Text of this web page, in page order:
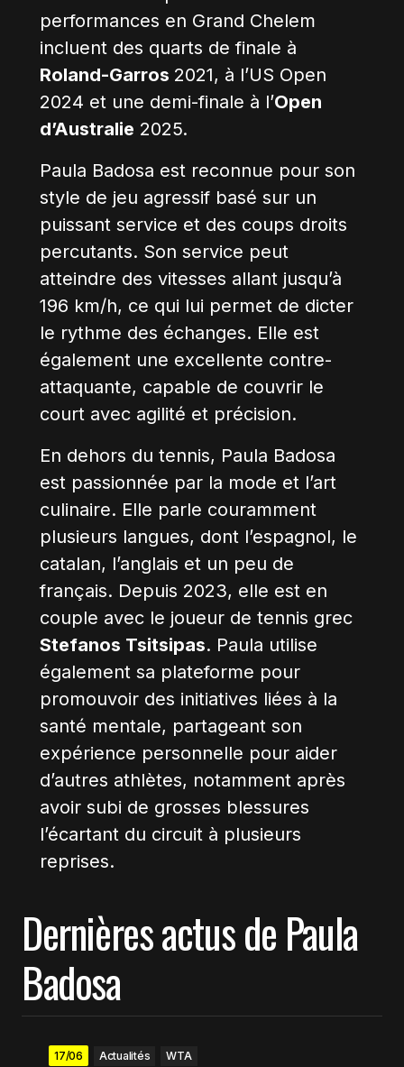
performances en Grand Chelem
incluent des quarts de finale à
Roland-Garros 2021, à l’US Open
2024 et une demi-finale à l’Open
d’Australie 2025.
Paula Badosa est reconnue pour son
style de jeu agressif basé sur un
puissant service et des coups droits
percutants. Son service peut
atteindre des vitesses allant jusqu’à
196 km/h, ce qui lui permet de dicter
le rythme des échanges. Elle est
également une excellente contre-
attaquante, capable de couvrir le
court avec agilité et précision.
En dehors du tennis, Paula Badosa
est passionnée par la mode et l’art
culinaire. Elle parle couramment
plusieurs langues, dont l’espagnol, le
catalan, l’anglais et un peu de
français. Depuis 2023, elle est en
couple avec le joueur de tennis grec
Stefanos Tsitsipas. Paula utilise
également sa plateforme pour
promouvoir des initiatives liées à la
santé mentale, partageant son
expérience personnelle pour aider
d’autres athlètes, notamment après
avoir subi de grosses blessures
l’écartant du circuit à plusieurs
reprises.
Dernières actus de Paula
Badosa
17/06 Actualités WTA